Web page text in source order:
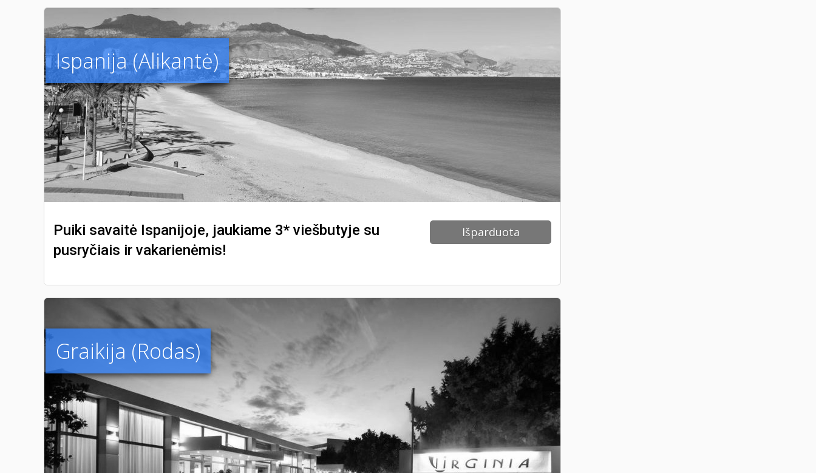
Ispanija (Alikantė)
Puiki savaitė Ispanijoje, jaukiame 3* viešbutyje su
pusryčiais ir vakarienėmis!
Išparduota
Graikija (Rodas)